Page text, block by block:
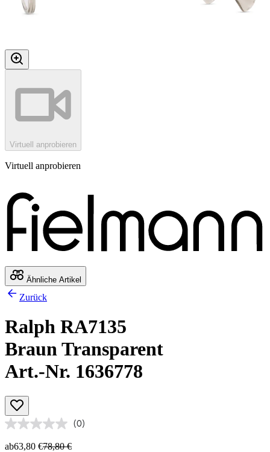
Virtuell anprobieren
Virtuell anprobieren
Ähnliche Artikel
Zurück
Ralph RA7135
Braun Transparent
Art.-Nr. 1636778
(0)
ab63,80 €78,80 €